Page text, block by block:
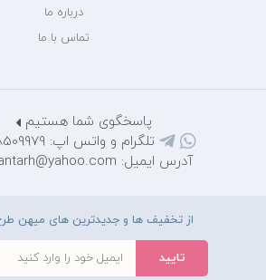
درباره ما
تماس با ما
پاسخگوی شما هستیم
تلگرام و واتس اپ: 09128509979
آدرس ایمیل: mihantarh@yahoo.com
از تخفیف ها و جدیدترین های میهن